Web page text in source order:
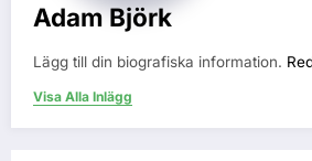
Adam Björk
Lägg till din biografiska information.
Visa Alla Inlägg